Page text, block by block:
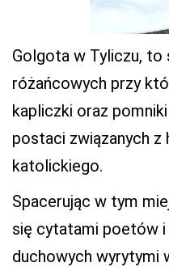
Golgota w Tyliczu, to
różańcowych przy
kapliczki oraz
postaci związanych z
katolickiego.
Spacerując w tym
się cytatami poetów
duchowych wyrytymi